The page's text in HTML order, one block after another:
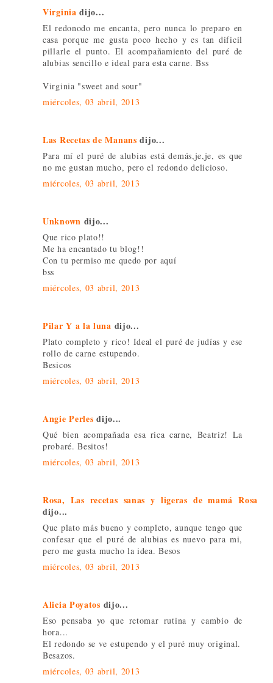
Virginia dijo...
El redonodo me encanta, pero nunca lo preparo en
casa porque me gusta poco hecho y es tan dificil
pillarle el punto. El acompañamiento del puré de
alubias sencillo e ideal para esta carne. Bss
Virginia "sweet and sour"
miércoles, 03 abril, 2013
Las Recetas de Manans dijo...
Para mí el puré de alubias está demás,je,je, es que
no me gustan mucho, pero el redondo delicioso.
miércoles, 03 abril, 2013
Unknown dijo...
Que rico plato!!
Me ha encantado tu blog!!
Con tu permiso me quedo por aquí
bss
miércoles, 03 abril, 2013
Pilar Y a la luna dijo...
Plato completo y rico! Ideal el puré de judías y ese
rollo de carne estupendo.
Besicos
miércoles, 03 abril, 2013
Angie Perles dijo...
Qué bien acompañada esa rica carne, Beatriz! La
probaré. Besitos!
miércoles, 03 abril, 2013
Rosa, Las recetas sanas y ligeras de mamá Rosa
dijo...
Que plato más bueno y completo, aunque tengo que
confesar que el puré de alubias es nuevo para mi,
pero me gusta mucho la idea. Besos
miércoles, 03 abril, 2013
Alicia Poyatos dijo...
Eso pensaba yo que retomar rutina y cambio de
hora...
El redondo se ve estupendo y el puré muy original.
Besazos.
miércoles, 03 abril, 2013